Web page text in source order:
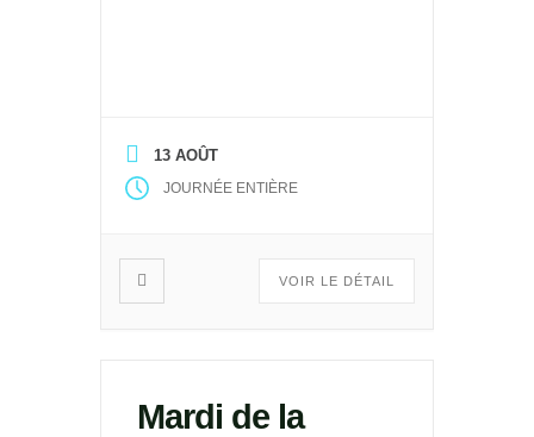
13 AOÛT
JOURNÉE ENTIÈRE
VOIR LE DÉTAIL
Mardi de la